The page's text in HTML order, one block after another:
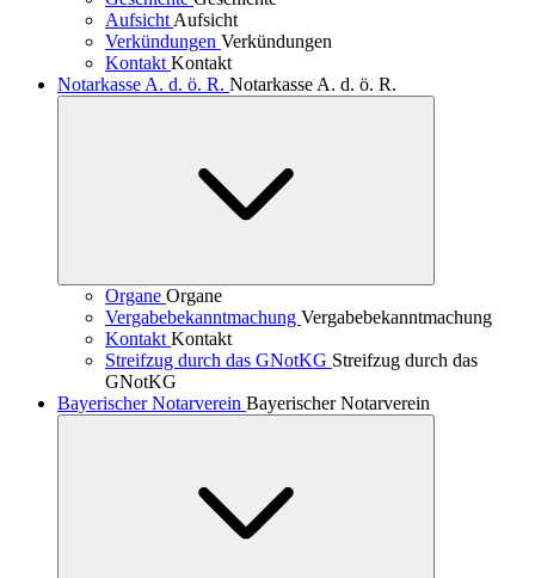
Aufsicht Aufsicht
Verkündungen Verkündungen
Kontakt Kontakt
Notarkasse A. d. ö. R. Notarkasse A. d. ö. R.
Organe Organe
Vergabebekanntmachung Vergabebekanntmachung
Kontakt Kontakt
Streifzug durch das GNotKG Streifzug durch das
GNotKG
Bayerischer Notarverein Bayerischer Notarverein